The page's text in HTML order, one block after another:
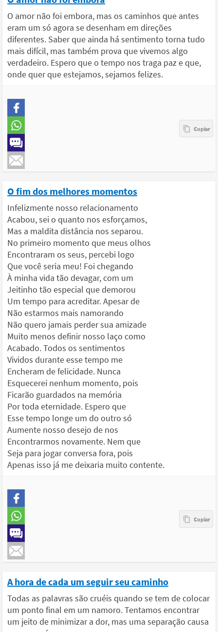
O amor não foi embora, mas os caminhos que antes
eram um só agora se desenham em direções
diferentes. Saber que ainda há sentimento torna tudo
mais difícil, mas também prova que vivemos algo
verdadeiro. Espero que o tempo nos traga paz e que,
onde quer que estejamos, sejamos felizes.
O fim dos melhores momentos
Infelizmente nosso relacionamento
Acabou, sei o quanto nos esforçamos,
Mas a maldita distância nos separou.
No primeiro momento que meus olhos
Encontraram os seus, percebi logo
Que você seria meu! Foi chegando
À minha vida tão devagar, com um
Jeitinho tão especial que demorou
Um tempo para acreditar. Apesar de
Não estarmos mais namorando
Não quero jamais perder sua amizade
Muito menos definir nosso laço como
Acabado. Todos os sentimentos
Vividos durante esse tempo me
Encheram de felicidade. Nunca
Esquecerei nenhum momento, pois
Ficarão guardados na memória
Por toda eternidade. Espero que
Esse tempo longe um do outro só
Aumente nosso desejo de nos
Encontrarmos novamente. Nem que
Seja para jogar conversa fora, pois
Apenas isso já me deixaria muito contente.
A hora de cada um seguir seu caminho
Todas as palavras são cruéis quando se tem de colocar
um ponto final em um namoro. Tentamos encontrar
um jeito de minimizar a dor, mas uma separação causa